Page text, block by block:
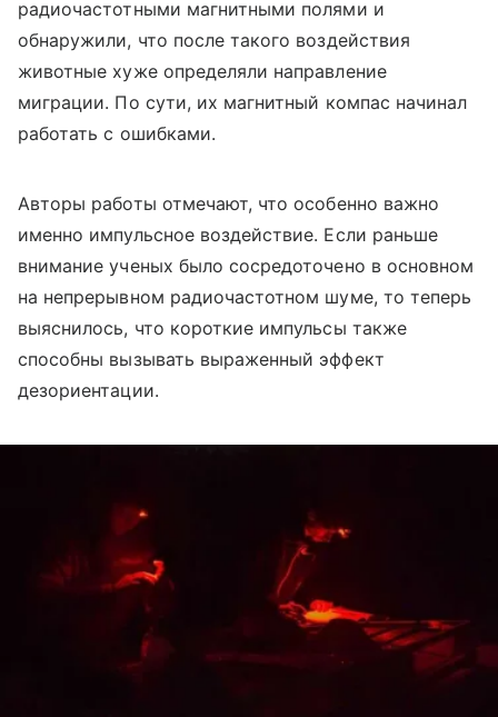
радиочастотными магнитными полями и
обнаружили, что после такого воздействия
животные хуже определяли направление
миграции. По сути, их магнитный компас начинал
работать с ошибками.
Авторы работы отмечают, что особенно важно
именно импульсное воздействие. Если раньше
внимание ученых было сосредоточено в основном
на непрерывном радиочастотном шуме, то теперь
выяснилось, что короткие импульсы также
способны вызывать выраженный эффект
дезориентации.